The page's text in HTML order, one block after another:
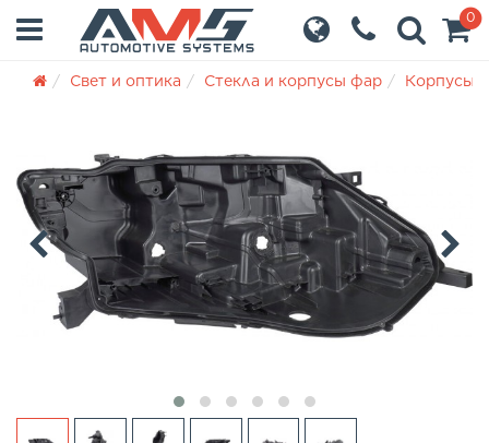
0
Свет и оптика Стекла и корпусы фар Корпусы